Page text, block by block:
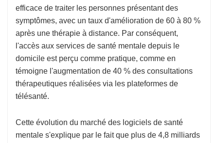
efficace de traiter les personnes présentant des
symptômes, avec un taux d'amélioration de 60 à 80 %
après une thérapie à distance. Par conséquent,
l'accès aux services de santé mentale depuis le
domicile est perçu comme pratique, comme en
témoigne l'augmentation de 40 % des consultations
thérapeutiques réalisées via les plateformes de
télésanté.
Cette évolution du marché des logiciels de santé
mentale s'explique par le fait que plus de 4,8 milliards